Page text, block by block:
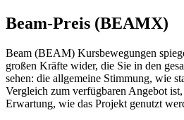
Beam-Preis (BEAMX)
Beam (BEAM) Kursbewegungen
großen Kräfte wider, die Sie in den
sehen: die allgemeine Stimmung, wie
Vergleich zum verfügbaren Angebot
Erwartung, wie das Projekt genutzt